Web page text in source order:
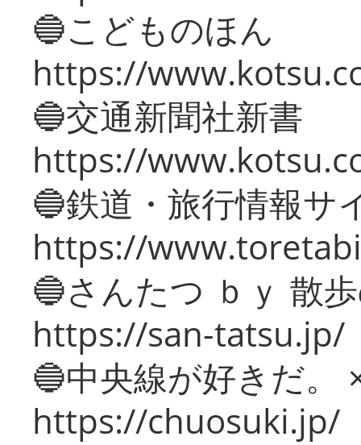
🔵こどものほん
https://
🔵交通新聞社新書
https://
🔵鉄道・旅行情報サ
https://
🔵さんたつ ｂｙ 散
https://san-tatsu.jp/
🔵中央線が好きだ。
https://chuosuki.jp/